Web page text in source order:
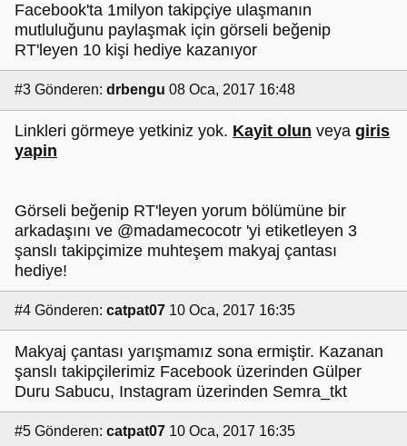
Facebook'ta 1milyon takipçiye ulaşmanın
mutluluğunu paylaşmak için görseli beğenip
RT'leyen 10 kişi hediye kazanıyor
#3 Gönderen: drbengu 08 Oca, 2017 16:48
Linkleri görmeye yetkiniz yok. Kayit olun veya giris
yapin
Görseli beğenip RT'leyen yorum bölümüne bir
arkadaşını ve @madamecocotr 'yi etiketleyen 3
şanslı takipçimize muhteşem makyaj çantası
hediye!
#4 Gönderen: catpat07 10 Oca, 2017 16:35
Makyaj çantası yarışmamız sona ermiştir. Kazanan
şanslı takipçilerimiz Facebook üzerinden Gülper
Duru Sabucu, Instagram üzerinden Semra_tkt
#5 Gönderen: catpat07 10 Oca, 2017 16:35